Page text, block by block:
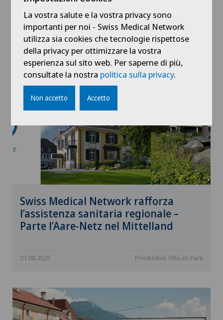
eventi speciali a Lugano
Clinica Sant'Anna
Swiss Medical Network rafforza
l’assistenza sanitaria regionale –
Parte l’Aare-Netz nel Mittelland
21.08.2025 Privatklinik Villa im Park
La vostra salute e la vostra privacy sono
importanti per noi - Swiss Medical Network
utilizza sia cookies che tecnologie rispettose
della privacy per ottimizzare la vostra
esperienza sul sito web. Per saperne di più,
consultate la nostra politica sulla privacy.
Non accetto Accetto